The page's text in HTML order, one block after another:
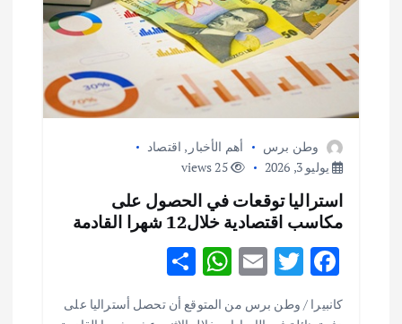
ت
وطن برس أهم الأخبار , اقتصاد
يوليو 3, 2026
25 views
استراليا توقعات في الحصول على
مكاسب اقتصادية خلال12 شهرا القادمة
F
ac
T
E
m
W
S
كانبيرا / وطن برس من المتوقع أن تحصل أستراليا على